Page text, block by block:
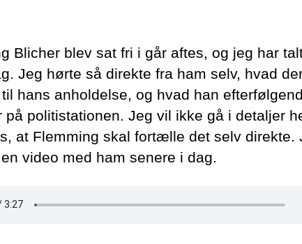
Blicher blev sat fri i går aftes, og jeg har
Jeg hørte så direkte fra ham selv, hvad
hans anholdelse, og hvad han
på politistationen. Jeg vil ikke gå i detaljer
at Flemming skal fortælle det selv direkte.
video med ham senere i dag.